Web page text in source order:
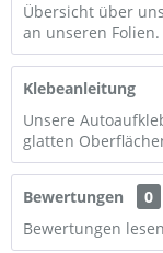
Übersicht über
an unseren
Klebeanleitung
Unsere
glatten
Bewertungen
0
Bewertungen